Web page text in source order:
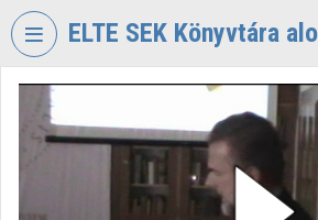
Skip header
ELTE SEK Könyvtára
SAVARIA